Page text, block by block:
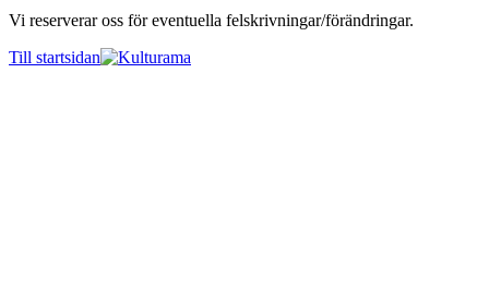
Vi reserverar oss för eventuella felskrivningar/förändringar.
Till startsidan